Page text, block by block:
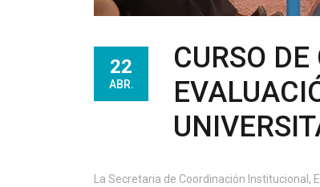
22
ABR.
CURSO
La Secretaria de Coordinación Institucional,